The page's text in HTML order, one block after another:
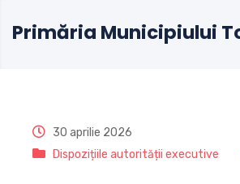
Primăria Municipiului
30 aprilie 2026
Dispozițiile autorității executive